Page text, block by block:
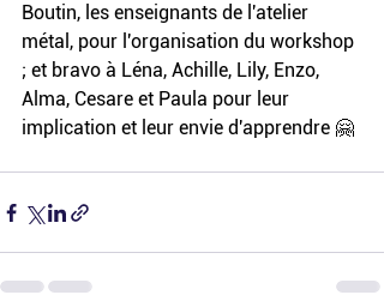
Boutin, les enseignants de l'atelier
métal, pour l'organisation du workshop
; et bravo à Léna, Achille, Lily, Enzo,
Alma, Cesare et Paula pour leur
implication et leur envie d'apprendre 🤗